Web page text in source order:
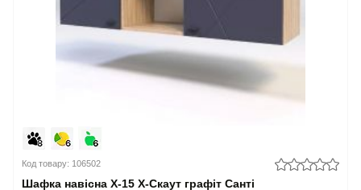
Код товару: 106502
Шафка навісна Х-15 X-Скаут графіт Санті